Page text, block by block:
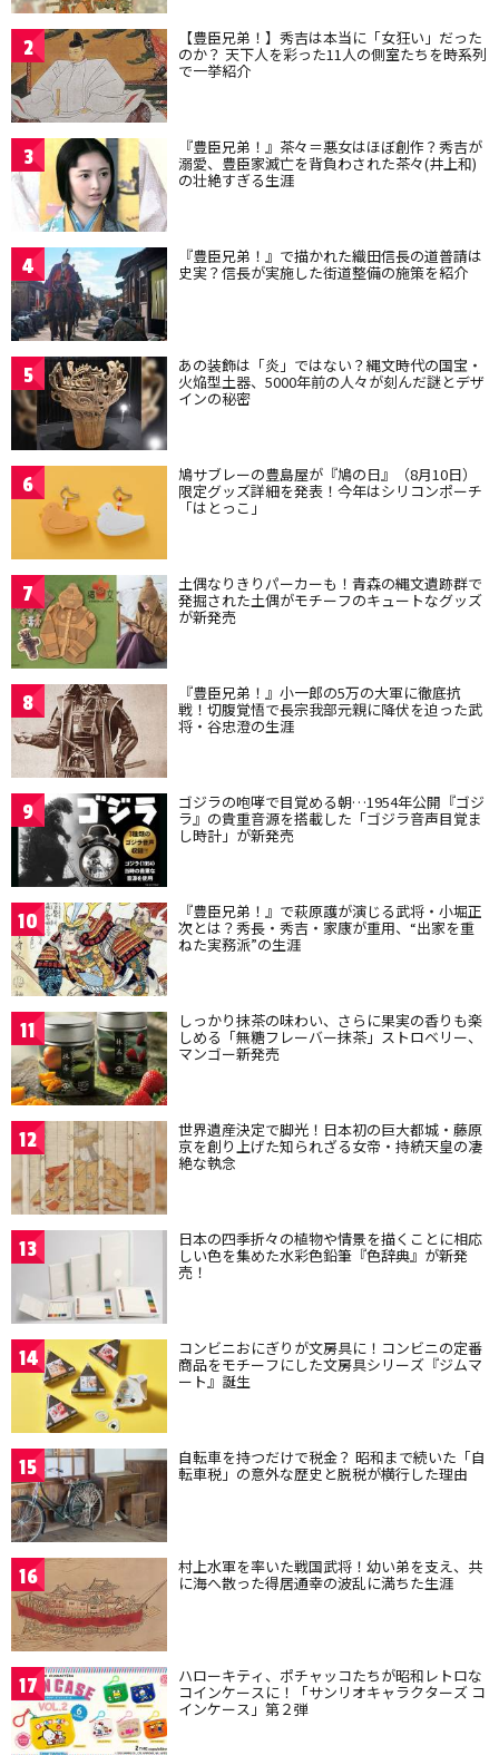
2 【豊臣兄弟！】秀吉は本当に「女狂い」だった
のか？ 天下人を彩った11人の側室たちを時系列
で一挙紹介
3 『豊臣兄弟！』茶々＝悪女はほぼ創作？秀吉が
溺愛、豊臣家滅亡を背負わされた茶々(井上和)
の壮絶すぎる生涯
4 『豊臣兄弟！』で描かれた織田信長の道普請は
史実？信長が実施した街道整備の施策を紹介
5 あの装飾は「炎」ではない？縄文時代の国宝・
火焔型土器、5000年前の人々が刻んだ謎とデザ
インの秘密
6 鳩サブレーの豊島屋が『鳩の日』（8月10日）
限定グッズ詳細を発表！今年はシリコンポーチ
「はとっこ」
7 土偶なりきりパーカーも！青森の縄文遺跡群で
発掘された土偶がモチーフのキュートなグッズ
が新発売
8 『豊臣兄弟！』小一郎の5万の大軍に徹底抗
戦！切腹覚悟で長宗我部元親に降伏を迫った武
将・谷忠澄の生涯
9 ゴジラの咆哮で目覚める朝…1954年公開『ゴジ
ラ』の貴重音源を搭載した「ゴジラ音声目覚ま
し時計」が新発売
10 『豊臣兄弟！』で萩原護が演じる武将・小堀正
次とは？秀長・秀吉・家康が重用、“出家を重
ねた実務派”の生涯
11 しっかり抹茶の味わい、さらに果実の香りも楽
しめる「無糖フレーバー抹茶」ストロベリー、
マンゴー新発売
12 世界遺産決定で脚光！日本初の巨大都城・藤原
京を創り上げた知られざる女帝・持統天皇の凄
絶な執念
13 日本の四季折々の植物や情景を描くことに相応
しい色を集めた水彩色鉛筆『色辞典』が新発
売！
14 コンビニおにぎりが文房具に！コンビニの定番
商品をモチーフにした文房具シリーズ『ジムマ
ート』誕生
15 自転車を持つだけで税金？ 昭和まで続いた「自
転車税」の意外な歴史と脱税が横行した理由
16 村上水軍を率いた戦国武将！幼い弟を支え、共
に海へ散った得居通幸の波乱に満ちた生涯
17 ハローキティ、ポチャッコたちが昭和レトロな
コインケースに！「サンリオキャラクターズ コ
インケース」第２弾